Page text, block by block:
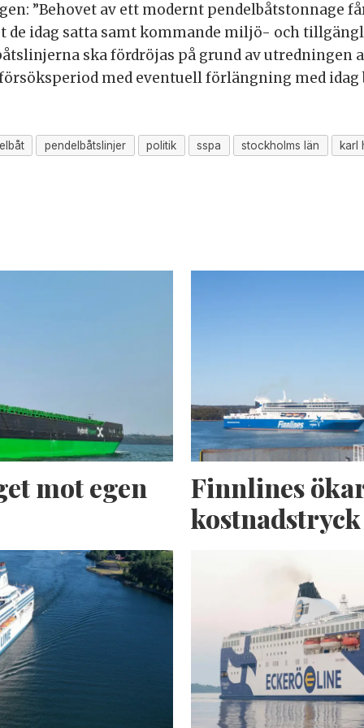
”Behovet av ett modernt pendelbåtstonnage
de idag satta samt kommande miljö- och
ska fördröjas på grund av utredningen
med eventuell förlängning med
pendelbåtslinjer politik sspa stockholms län karl
mot egen
Finnlines
kostnadstryck